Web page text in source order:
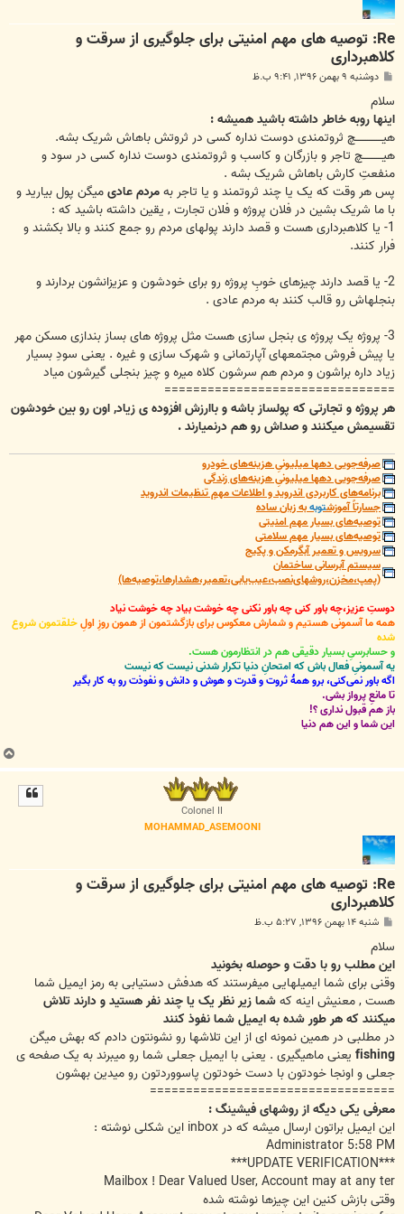
Re: توصیه های مهم امنیتی برای جلوگیری از سرقت و
کلاهبرداری
پ
ت
دوشنبه ۹ بهمن ۱۳۹۶, ۹:۴۱ ب.ظ
سلام
اینها روبه خاطر داشته باشید همیشه :
هیـــــــــــــــچ ثروتمندی دوست نداره کسی در ثروتش باهاش شریک بشه.
هیـــــــــــچ تاجر و بازرگان و کاسب و ثروتمندی دوست نداره کسی در سود و
منفعتِ کارش باهاش شریک بشه .
پس هر وقت که یک یا چند ثروتمند و یا تاجر بهمردم عادیمیگن پول بیارید و
با ما شریک بشین در فلان پروژه و فلان تجارت , یقین داشته باشید که :
1- یا کلاهبرداری هست و قصد دارند پولهای مردم رو جمع کنند و بالا بکشند و
فرار کنند.
2- یا قصد دارند چیزهای خوبِ پروژه رو برای خودشون و عزیزانشون بردارند و
بنجلهاش رو قالب کنند به مردم عادی .
3- پروژه یک پروژه ی بنجل سازی هست مثل پروژه های بساز بندازی مسکن مهر
یا پیش فروش مجتمعهای آپارتمانی و شهرک سازی و غیره . یعنی سودِ بسیار
زیاد داره براشون و مردم هم سرشون کلاه میره و چیز بنجلی گیرشون میاد
================================
هر پروژه و تجارتی که پولساز باشه و باارزش افزوده ی زیاد, اون رو بین خودشون
تقسیمش میکنند و صداش رو هم درنمیارند .
صرفه‌جویی دهها میلیونیِ هزینه‌های خودرو
صرفه‌جویی دهها میلیونیِ هزینه‌های زندگی
برنامه‌های کاربردی اندروید و اطلاعات مهمِ تنظیمات اندروید
جسارتاً آموزشتوبهبه زبان ساده
توصیه‌های بسیار مهم امنیتی
توصیه‌های بسیار مهم سلامتی
سرویس و تعمیر آبگرمکن و پکیج
سیستم آبرسانی ساختمان
(پمپ،مخزن،روشهای‌نصب،عیب‌یابی،تعمیر،هشدارها،توصیه‌ها)
دوستِ عزیز،چه باور کنی چه باور نکنی چه خوشت بیاد چه خوشت نیاد
همه ما آسمونی هستیم و شمارش معکوس برای بازگشتمون از همون روزِ اولِخلقتمون شروع
شده
و حسابرسیِ بسیار دقیقی هم در انتظارمون هست.
یه آسمونیِ فعال باش که امتحانِ دنیا تکرار شدنی نیست که نیست
اگه باور نمی‌کنی، برو همۀ ثروت و قدرت و هوش و دانش و نفوذت رو به کار بگیر
تا مانعِ پرواز بشی.
باز هم قبول نداری ؟!
این شما و این هم دنیا
ب
ا
Colonel II
MOHAMMAD_ASEMOONI
Re: توصیه های مهم امنیتی برای جلوگیری از سرقت و
کلاهبرداری
پ
ت
شنبه ۱۴ بهمن ۱۳۹۶, ۵:۲۷ ب.ظ
سلام
این مطلب رو با دقت و حوصله بخونید
وقنی برای شما ایمیلهایی میفرستند که هدفش دستیابی به رمز ایمیل شما
هست , معنیش اینه کهشما زیر نظر یک یا چند نفر هستید و دارند تلاش
میکنند که هر طور شده به ایمیل شما نفوذ کنند
در مطلبی در همین نمونه ای از این تلاشها رو نشونتون دادم که بهش میگن
fishing یعنی ماهیگیری . یعنی با ایمیل جعلی شما رو میبرند به یک صفحه ی
جعلی و اونجا خودتون با دست خودتون پاسووردتون رو میدین بهشون
==================================
معرفی یکی دیگه از روشهای فیشینگ :
این ایمیل براتون ارسال میشه که در inbox این شکلی نوشته :
Administrator 5:58 PM
***UPDATE VERIFICATION***
Mailbox ! Dear Valued User, Account may at any ter
وقتی بازش کنین این چیزها نوشته شده